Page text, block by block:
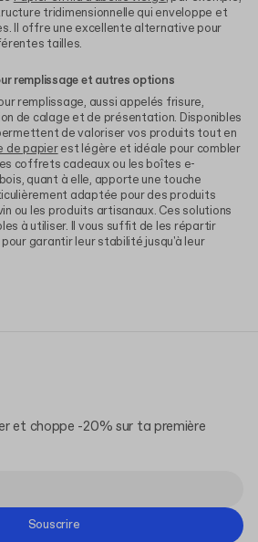
tridimensionnelle qui enveloppe et
Il offre une excellente alternative pour
tailles.
remplissage et autres options
remplissage, aussi appelés frisure,
de calage et de présentation. Disponibles
de valoriser vos produits tout en
de papierest légère et idéale pour combler
coffrets cadeaux ou les boîtes e-
quant à elle, apporte une touche
adaptée pour des produits
ou les produits artisanaux. Ces solutions
à utiliser. Il vous suffit de les répartir
garantir leur stabilité jusqu'à leur
et choppe -20% sur ta première
Souscrire